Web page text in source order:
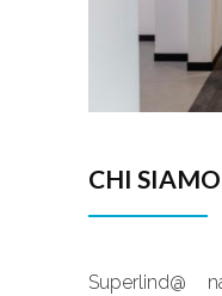
CHI SIAMO
Superlind@